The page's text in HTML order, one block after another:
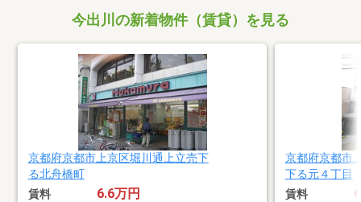
今出川の新着物件（賃貸）を見る
京都府京都市上京区堀川通上立売下
る北舟橋町
賃料 6.6万円
京都府京都市
下る元４丁目
賃料